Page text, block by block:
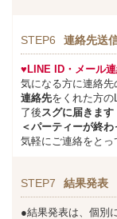
STEP6 連絡先送
♥LINE ID・メール
気になる方に連絡先
連絡先をくれた方
了後 スグに届きます
＜パーティーが終
気軽にご連絡をとっ
STEP7 結果発表
●結果発表は、個別